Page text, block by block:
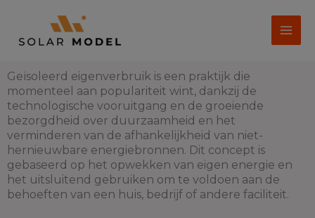
Geïsoleerd eigenverbruik is een praktijk die
momenteel aan populariteit wint, dankzij de
technologische vooruitgang en de groeiende
bezorgdheid over duurzaamheid en het
verminderen van de afhankelijkheid van niet-
hernieuwbare energiebronnen. Dit concept is
gebaseerd op het opwekken van eigen energie en
het uitsluitend gebruiken om te voldoen aan de
behoeften van een huis, bedrijf of andere faciliteit.